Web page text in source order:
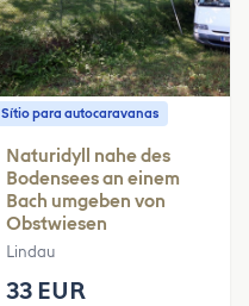
Sítio para autocaravanas
Naturidyll nahe des
Bodensees an einem
Bach umgeben von
Obstwiesen
Lindau
33 EUR